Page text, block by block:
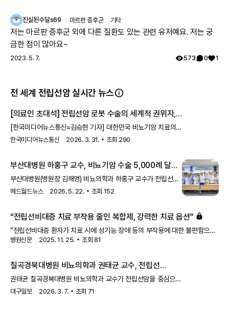
걱정스러워서리.. 다들 몇주차에 무슨 검사하셨나요? 도움 좀 주심
감사하겠습니다.
진실된수달s69 마르판 증후군 기타
저는 마르판 증후군 외에 다른 질환도 있는 관련 유저예요. 저는 궁
금한 점이 많아요~
2023. 5. 7. 573 0 1
전 세계 전립선암 실시간 뉴스
[의료인 초대석] 전립선암 로봇 수술의 세계적 권위자,
최영득 교수가 걸어온 ‘숫자와 신뢰’의 45년 외길 -
한국미디어뉴스통신
[한국미디어뉴스통신=김승현 기자] 대한민국 비뇨기암 치료의
역사에서 최영득 교수(연세암병원 비뇨기암센터)라는 이름은
한국미디어뉴스통신 2026. 3. 31. 조회 290
부산대병원 하홍구 교수, 비뇨기암 수술 5,000례 달성
부산대병원(병원장 김해영) 비뇨의학과 하홍구 교수가 전립선암·
신장암·방광암 등 비뇨기암 수술 5,000례를 달성했다.
시행했다고 22일 밝혔다. 수술 건수는 전립선암 약 2,000례,
신장암 약 1,000례, 방광암 약 1,500례, 기타 비뇨기암 약
500례다.하 교수는 전립선암·신장암·방광암 분야에서
비뇨기암 치료는 암 제거뿐 아니라 기능 보존과
메드월드뉴스 2026. 5. 22. 조회 152
“전립선비대증 치료 부작용 줄인 복합제, 강력한 치료 옵션”
“전립선비대증 환자가 치료 시에 성기능 장애 등의 부작용에 대한 불편함으로
치료제 복용을 중단하는 경우가 많습니다. 하지만 이번에 관련 부작용 걱정을
강력한 새 옵션이 만들어질 것으로 기대됩니다.”김청수 이화의료원
이대비뇨기병원 비뇨의학과 교수(전립선암센터장)는 병원신문과의
인터뷰에서 새롭게 출시되는 동국제약의 전립선비대증 치료제 ‘유레스코정’에
대한 기대감을 드러냈다.동국제약의 ‘유레스코정’은 세계 최초의
병원신문 2025. 11. 25. 조회81
칠곡경북대병원 비뇨의학과 권태균 교수, 전립선
로봇수술 2천례 단일 집도 달성
권태균 칠곡경북대병원 비뇨의학과 교수가 전립선암을 중심으로
로봇수술 2천례를 단일 집도한 기록을 세웠다. 2011년
대구일보 2026. 3. 7. 조회 71